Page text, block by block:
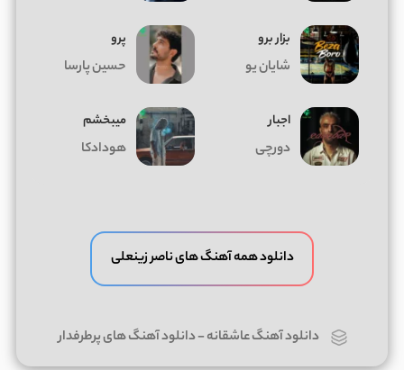
بزار برو
شایان یو
پرو
حسین پارسا
اجبار
دورچی
میبخشم
هودادکا
دانلود همه آهنگ های ناصر زینعلی
دانلود آهنگ عاشقانه-دانلود آهنگ های پرطرفدار